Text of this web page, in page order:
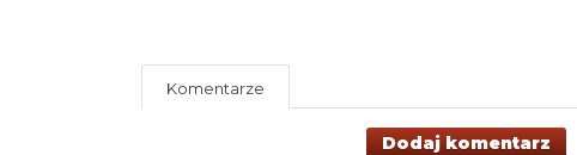
Komentarze
Dodaj komentarz